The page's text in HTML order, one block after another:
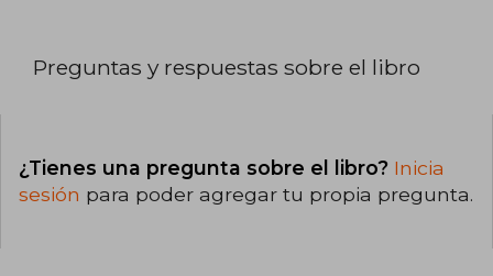
Preguntas y respuestas sobre el libro
¿Tienes una pregunta sobre el libro? Inicia
sesión para poder agregar tu propia pregunta.